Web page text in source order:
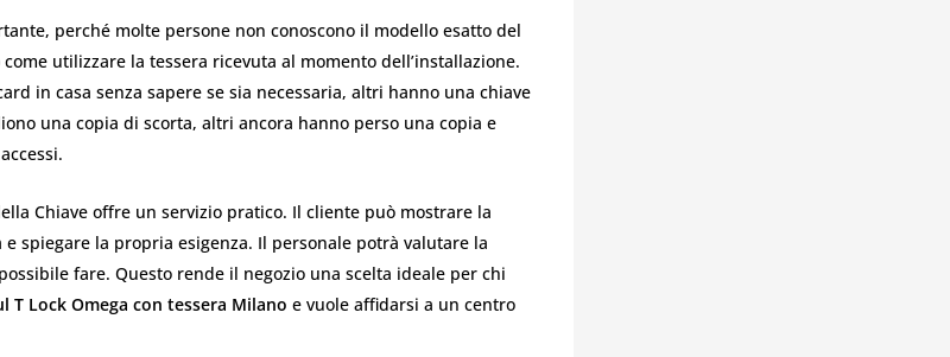
perché molte persone non conoscono il modello esatto del
utilizzare la tessera ricevuta al momento dell’installazione.
in casa senza sapere se sia necessaria, altri hanno una chiave
una copia di scorta, altri ancora hanno perso una copia e
Chiave offre un servizio pratico. Il cliente può mostrare la
spiegare la propria esigenza. Il personale potrà valutare la
fare. Questo rende il negozio una scelta ideale per chi
T Lock Omega con tessera Milano e vuole affidarsi a un centro